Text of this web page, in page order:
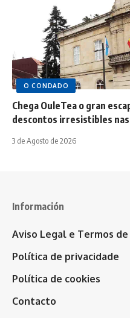
O CONDADO
Chega OuleTea o gran
descontos irresistibles
3 de Agosto de 2026
Información
Aviso Legal e Termos de
Política de privacidade
Política de cookies
Contacto